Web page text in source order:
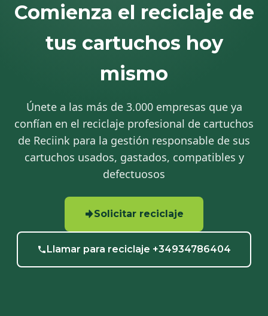
Comienza el reciclaje de
tus cartuchos hoy
mismo
Únete a las más de 3.000 empresas que ya
confían en el reciclaje profesional de cartuchos
de Reciink para la gestión responsable de sus
cartuchos usados, gastados, compatibles y
defectuosos
Solicitar reciclaje
Llamar para reciclaje +34934786404